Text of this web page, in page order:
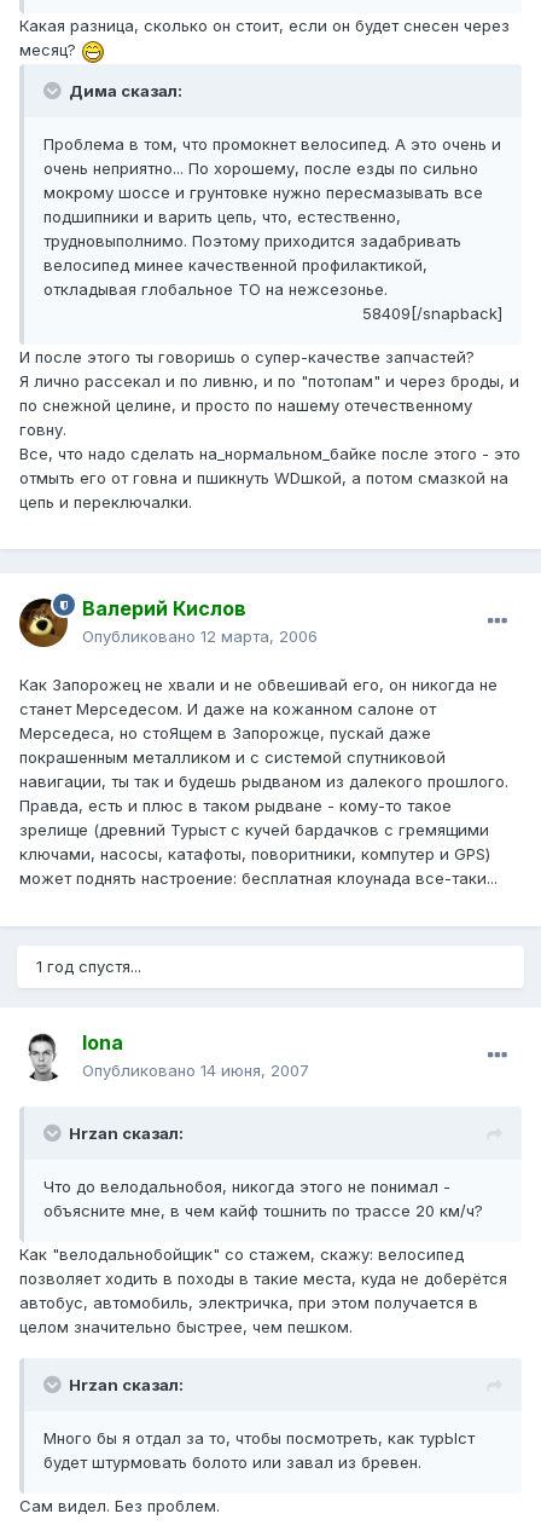
Какая разница, сколько он стоит, если он будет снесен через
месяц?
Дима сказал:
Проблема в том, что промокнет велосипед. А это очень и
очень неприятно... По хорошему, после езды по сильно
мокрому шоссе и грунтовке нужно пересмазывать все
подшипники и варить цепь, что, естественно,
трудновыполнимо. Поэтому приходится задабривать
велосипед минее качественной профилактикой,
откладывая глобальное ТО на нежсезонье.
58409[/snapback]
И после этого ты говоришь о супер-качестве запчастей?
Я лично рассекал и по ливню, и по "потопам" и через броды, и
по снежной целине, и просто по нашему отечественному
говну.
Все, что надо сделать на_нормальном_байке после этого - это
отмыть его от говна и пшикнуть WDшкой, а потом смазкой на
цепь и переключалки.
Валерий Кислов
Опубликовано 12 марта, 2006
Как Запорожец не хвали и не обвешивай его, он никогда не
станет Мерседесом. И даже на кожанном салоне от
Мерседеса, но стоЯщем в Запорожце, пускай даже
покрашенным металликом и с системой спутниковой
навигации, ты так и будешь рыдваном из далекого прошлого.
Правда, есть и плюс в таком рыдване - кому-то такое
зрелище (древний Турыст с кучей бардачков с гремящими
ключами, насосы, катафоты, поворитники, компутер и GPS)
может поднять настроение: бесплатная клоунада все-таки...
1 год спустя...
Iona
Опубликовано 14 июня, 2007
Hrzan сказал:
Что до велодальнобоя, никогда этого не понимал -
объясните мне, в чем кайф тошнить по трассе 20 км/ч?
Как "велодальнобойщик" со стажем, скажу: велосипед
позволяет ходить в походы в такие места, куда не доберётся
автобус, автомобиль, электричка, при этом получается в
целом значительно быстрее, чем пешком.
Hrzan сказал:
Много бы я отдал за то, чтобы посмотреть, как турЫст
будет штурмовать болото или завал из бревен.
Сам видел. Без проблем.